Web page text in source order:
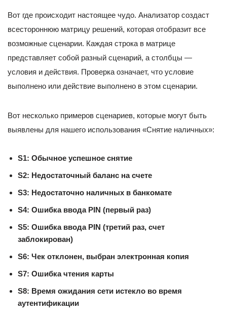
Вот где происходит настоящее чудо. Анализатор создаст
всестороннюю матрицу решений, которая отобразит все
возможные сценарии. Каждая строка в матрице
представляет собой разный сценарий, а столбцы —
условия и действия. Проверка означает, что условие
выполнено или действие выполнено в этом сценарии.
Вот несколько примеров сценариев, которые могут быть
выявлены для нашего использования «Снятие наличных»:
S1: Обычное успешное снятие
S2: Недостаточный баланс на счете
S3: Недостаточно наличных в банкомате
S4: Ошибка ввода PIN (первый раз)
S5: Ошибка ввода PIN (третий раз, счет
заблокирован)
S6: Чек отклонен, выбран электронная копия
S7: Ошибка чтения карты
S8: Время ожидания сети истекло во время
аутентификации